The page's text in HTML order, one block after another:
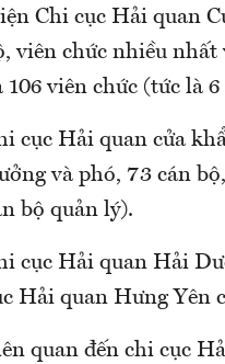
Chi cục Hải quan
viên chức nhiều nhất
106 viên chức (tức là
cục Hải quan cửa
và phó, 73 cán
bộ quản lý).
cục Hải quan Hải
Hải quan Hưng Yên
quan đến chi cục